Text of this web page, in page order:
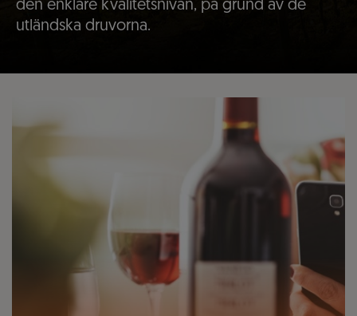
den enklare kvalitetsnivån, på grund av de
utländska druvorna.